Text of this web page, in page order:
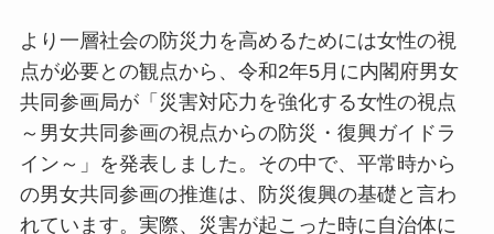
より一層社会の防災力を高めるためには女性の視
点が必要との観点から、令和2年5月に内閣府男女
共同参画局が「災害対応力を強化する女性の視点
～男女共同参画の視点からの防災・復興ガイドラ
イン～」を発表しました。その中で、平常時から
の男女共同参画の推進は、防災復興の基礎と言わ
れています。実際、災害が起こった時に自治体に